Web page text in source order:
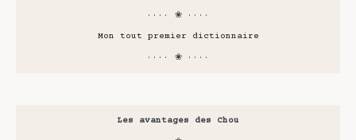
···· ❀ ····
Mon tout premier dictionnaire
···· ❀ ····
Les avantages des Chou